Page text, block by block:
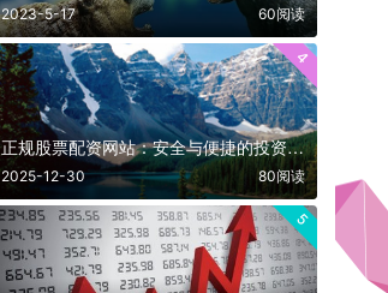
2023-5-17 60阅读
4
正规股票配资网站：安全与便捷的投资选择
2025-12-30 80阅读
5